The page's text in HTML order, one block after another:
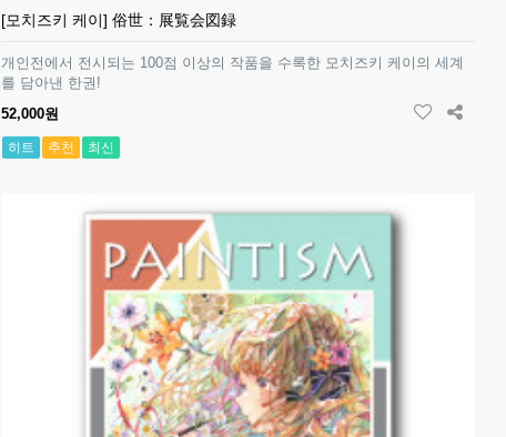
[모치즈키 케이] 俗世：展覧会図録
개인전에서 전시되는 100점 이상의 작품을 수록한 모치즈키 케이의 세계
를 담아낸 한권!
52,000원
히트 추천 최신